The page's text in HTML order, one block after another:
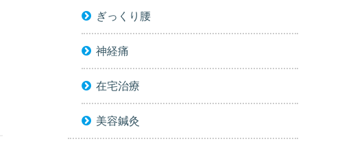
ぎっくり腰
神経痛
在宅治療
美容鍼灸